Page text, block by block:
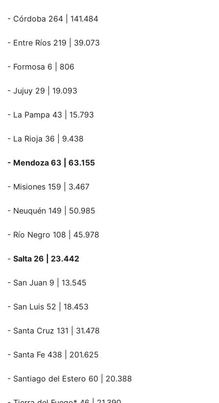
- Córdoba 264 | 141.484
- Entre Ríos 219 | 39.073
- Formosa 6 | 806
- Jujuy 29 | 19.093
- La Pampa 43 | 15.793
- La Rioja 36 | 9.438
- Mendoza 63 | 63.155
- Misiones 159 | 3.467
- Neuquén 149 | 50.985
- Río Negro 108 | 45.978
- Salta 26 | 23.442
- San Juan 9 | 13.545
- San Luis 52 | 18.453
- Santa Cruz 131 | 31.478
- Santa Fe 438 | 201.625
- Santiago del Estero 60 | 20.388